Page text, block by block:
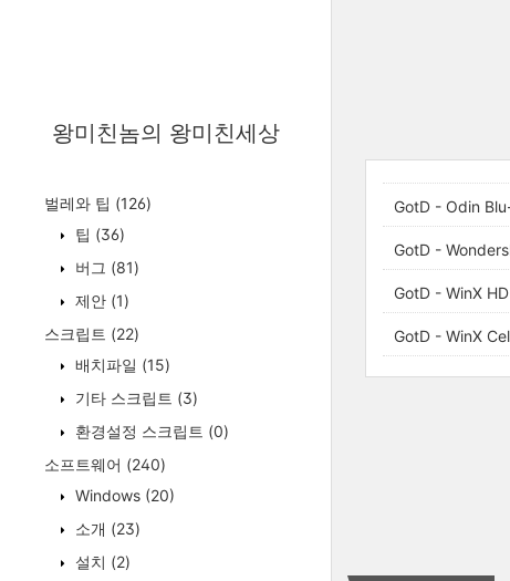
왕미친놈의 왕미친세상
벌레와 팁 (126)
팁 (36)
버그 (81)
제안 (1)
스크립트 (22)
배치파일 (15)
기타 스크립트 (3)
환경설정 스크립트 (0)
소프트웨어 (240)
Windows (20)
소개 (23)
설치 (2)
GotD - Odin
GotD -
GotD - WinX
GotD - WinX